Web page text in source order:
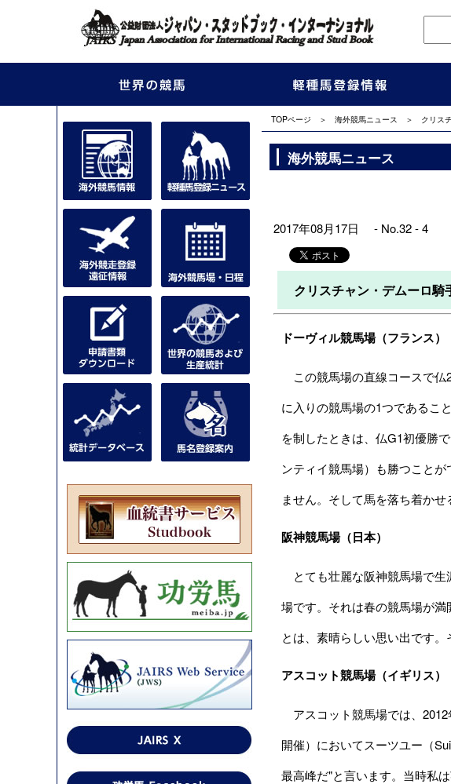
TOPページ ＞ 海外競馬ニュース ＞ クリスチ
海外競馬ニュース
2017年08月17日 - No.32 - 4
クリスチャン・デムーロ騎
ドーヴィル競馬場（フランス）
この競馬場の直線コースで仏
に入りの競馬場の1つであるこ
を制したときは、仏G1初優勝
ンティイ競馬場）も勝つこと
ません。そして馬を落ち着か
阪神競馬場（日本）
とても壮麗な阪神競馬場で生
場です。それは春の競馬場が
とは、素晴らしい思い出です
アスコット競馬場（イギリス）
アスコット競馬場では、
開催）においてスーツユー（
最高峰だ"と言います。当時私